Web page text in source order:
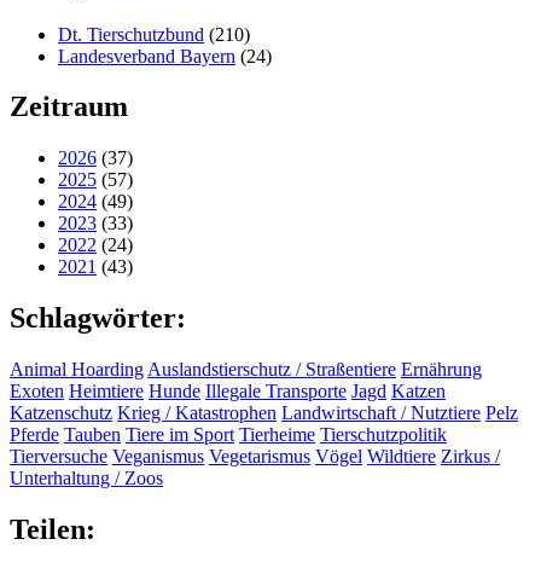
Dt. Tierschutzbund (210)
Landesverband Bayern (24)
Zeitraum
2026 (37)
2025 (57)
2024 (49)
2023 (33)
2022 (24)
2021 (43)
Schlagwörter:
Animal Hoarding Auslandstierschutz / Straßentiere Ernährung
Exoten Heimtiere Hunde Illegale Transporte Jagd Katzen
Katzenschutz Krieg / Katastrophen Landwirtschaft / Nutztiere Pelz
Pferde Tauben Tiere im Sport Tierheime Tierschutzpolitik
Tierversuche Veganismus Vegetarismus Vögel Wildtiere Zirkus /
Unterhaltung / Zoos
Teilen: